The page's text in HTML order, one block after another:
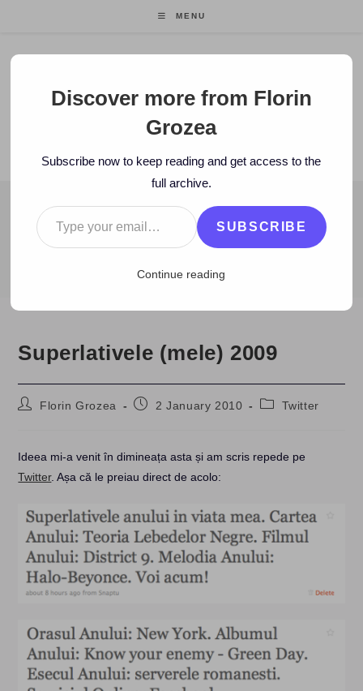
MENU
Florin Grozea
ENTREPRENEUR. FOUNDER/CEO MOCAPP.
BLOG
2010 > January > 2 > Twitter Superlativele (mele) 2009
Superlativele (mele) 2009
PostFlorin Grozea
Post2 January 2010
PostTwitter
Ideea mi-a venit în dimineața asta și am scris repede pe
Twitter. Așa că le preiau direct de acolo:
Discover more from Florin
Grozea
Subscribe now to keep reading and get access to the
full archive.
Type your email…
SUBSCRIBE
Continue reading